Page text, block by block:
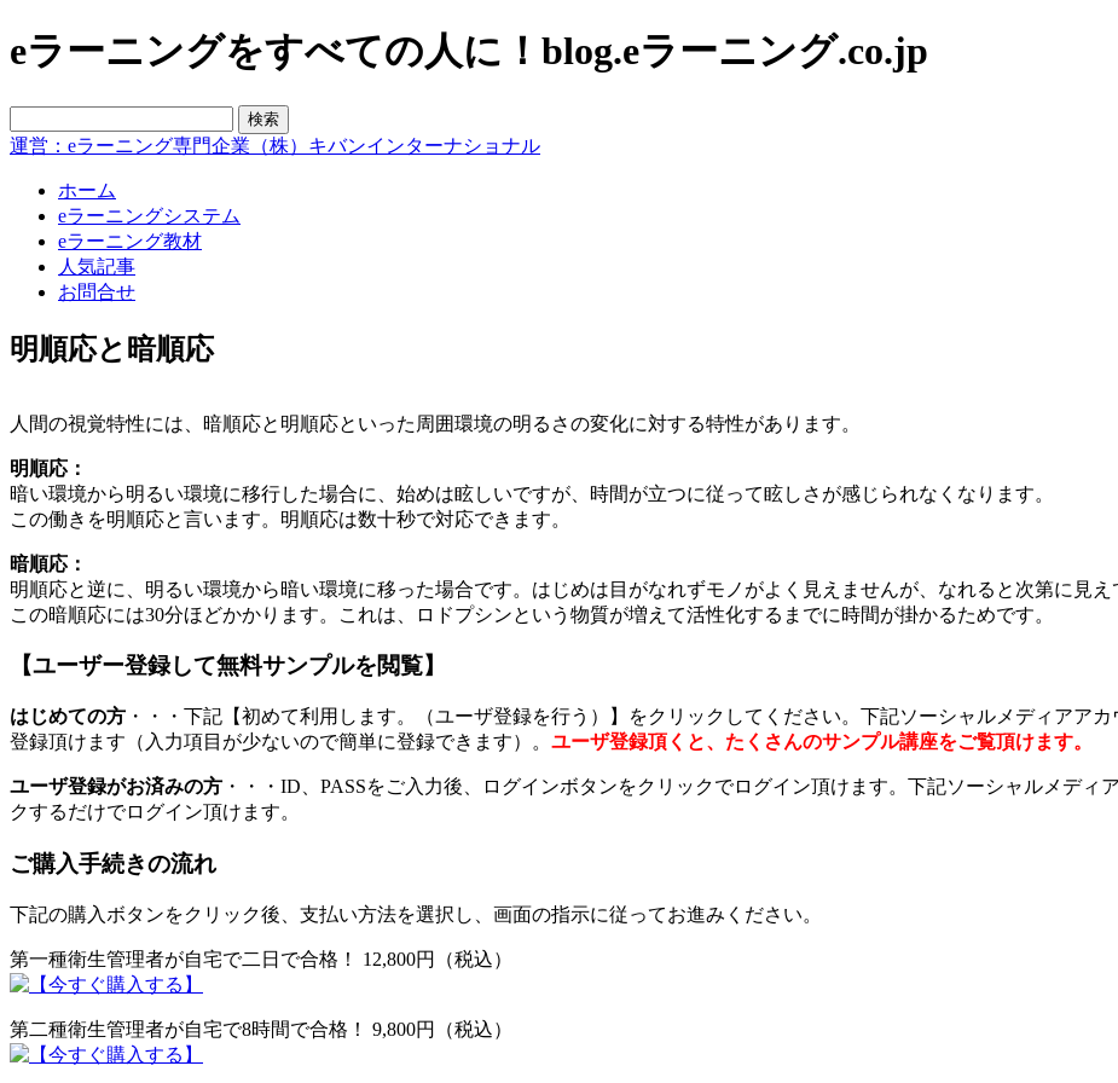
eラーニングをすべての人に！blog.eラーニング.co.jp
運営：eラーニング専門企業（株）キバンインターナショナル
ホーム
eラーニングシステム
eラーニング教材
人気記事
お問合せ
明順応と暗順応
人間の視覚特性には、暗順応と明順応といった周囲環境の明るさの変化に対する特性があります。
明順応：
暗い環境から明るい環境に移行した場合に、始めは眩しいですが、時間が立つに従って眩しさが感じられなくなります。
この働きを明順応と言います。明順応は数十秒で対応できます。
暗順応：
明順応と逆に、明るい環境から暗い環境に移った場合です。はじめは目がなれずモノがよく見えませんが、なれると次第に見え
この暗順応には30分ほどかかります。これは、ロドプシンという物質が増えて活性化するまでに時間が掛かるためです。
【ユーザー登録して無料サンプルを閲覧】
はじめての方 ・・・下記【初めて利用します。（ユーザ登録を行う）】をクリックしてください。下記ソーシャルメディアア
登録頂けます（入力項目が少ないので簡単に登録できます）。 ユーザ登録頂くと、たくさんのサンプル講座をご覧頂けます。
ユーザ登録がお済みの方 ・・・ID、PASSをご入力後、ログインボタンをクリックでログイン頂けます。下記ソーシャルメデ
クするだけでログイン頂けます。
ご購入手続きの流れ
下記の購入ボタンをクリック後、支払い方法を選択し、画面の指示に従ってお進みください。
第一種衛生管理者が自宅で二日で合格！ 12,800円（税込）
第二種衛生管理者が自宅で8時間で合格！ 9,800円（税込）